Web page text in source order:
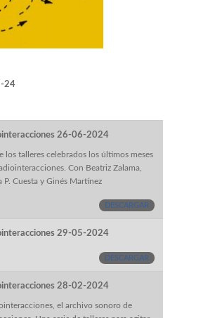
24
26-06-2024
los talleres celebrados los últimos meses
Con Beatriz Zalama,
P. Cuesta y Ginés Martínez
DESCARGAR
29-05-2024
DESCARGAR
28-02-2024
el archivo sonoro de